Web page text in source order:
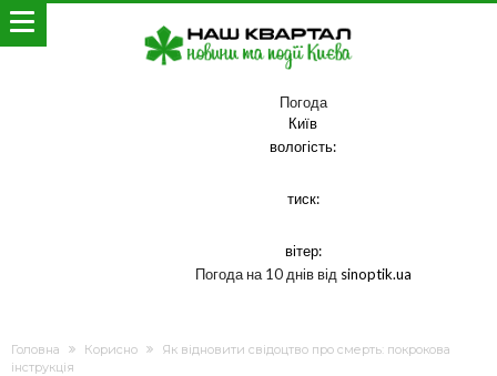
Погода
Київ
вологість:
тиск:
вітер:
Погода на 10 днів від sinoptik.ua
Головна Корисно
Як відновити свідоцтво про смерть: покрокова
інструкція